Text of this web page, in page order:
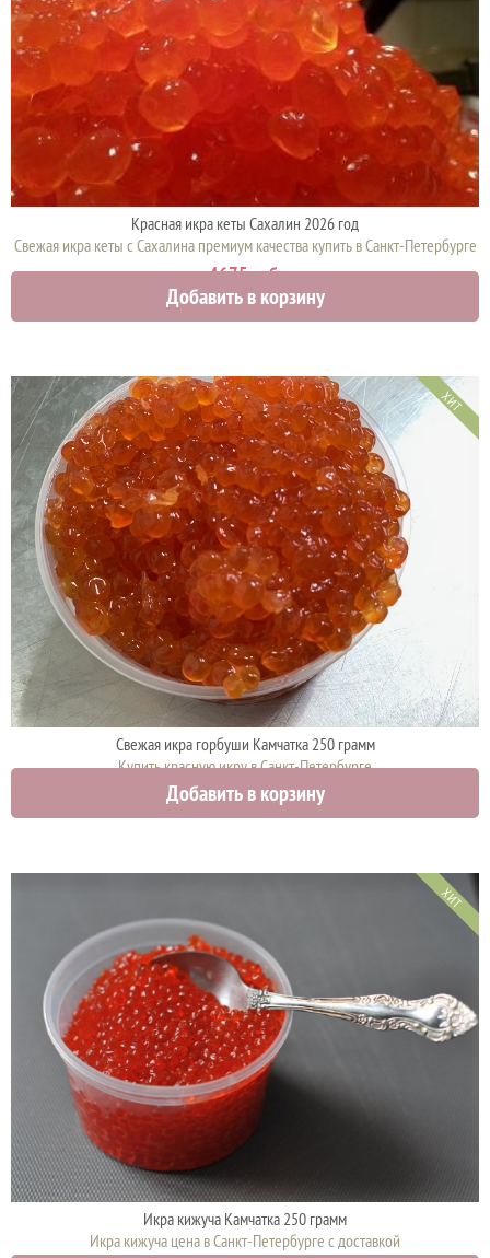
Красная икра кеты Сахалин 2026 год
Свежая икра кеты с Сахалина премиум качества купить в Санкт-Петербурге
4675 руб.
Добавить в корзину
ХИТ
Свежая икра горбуши Камчатка 250 грамм
Купить красную икру в Санкт-Петербурге
4425 руб.
Добавить в корзину
ХИТ
Икра кижуча Камчатка 250 грамм
Икра кижуча цена в Санкт-Петербурге с доставкой